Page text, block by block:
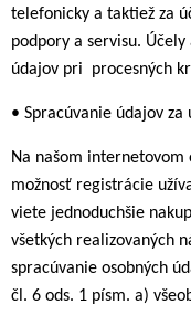
telefonicky a taktiež za
podpory a servisu.
údajov pri procesných
• Spracúvanie údajov
Na našom
možnosť registrácie
viete jednoduchšie
všetkých realizovaných
spracúvanie osobných
čl. 6 ods. 1 písm. a)